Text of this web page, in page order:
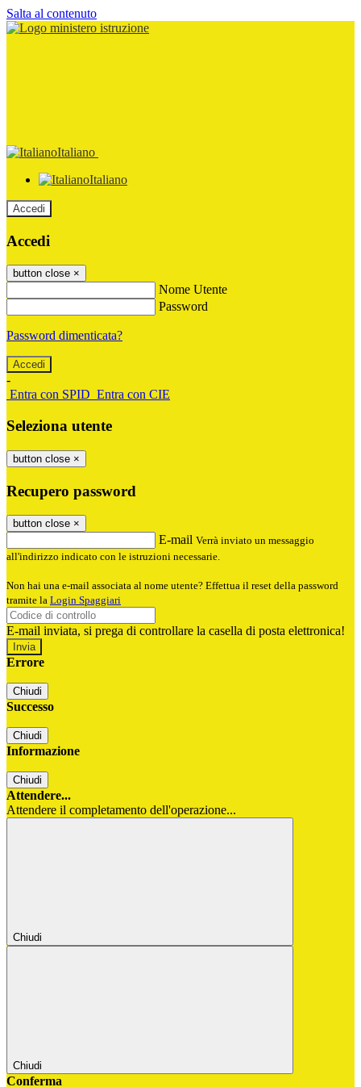
Salta al contenuto
Italiano
Italiano
Accedi
Accedi
button close ×
Nome Utente
Password
Password dimenticata?
-
Entra con SPID Entra con CIE
Seleziona utente
button close ×
Recupero password
button close ×
E-mail Verrà inviato un messaggio
all'indirizzo indicato con le istruzioni necessarie.
Non hai una e-mail associata al nome utente? Effettua il reset della password
tramite la Login Spaggiari
E-mail inviata, si prega di controllare la casella di posta elettronica!
Errore
Chiudi
Successo
Chiudi
Informazione
Chiudi
Attendere...
Attendere il completamento dell'operazione...
Chiudi
Chiudi
Conferma